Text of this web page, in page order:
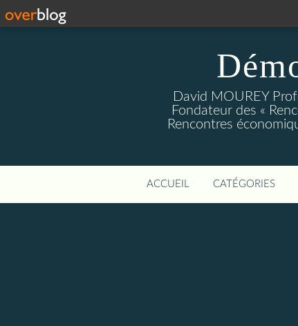
David MOUREY
Fondateur des «
Rencontres
ACCUEIL CATÉGORIES